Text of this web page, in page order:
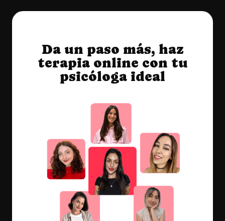
Da un paso más, haz
terapia online con tu
psicóloga ideal